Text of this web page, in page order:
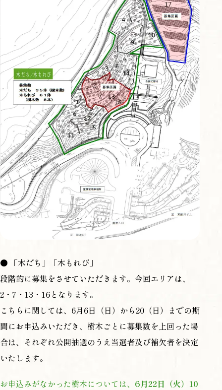
● 「木だち」「木もれび」
段階的に募集をさせていただきます。今回エリアは、
2・7・13・16となります。
こちらに関しては、6月6日（日）から20（日）までの期
間にお申込みいただき、樹木ごとに募集数を上回った場
合は、それぞれ公開抽選のうえ当選者及び補欠者を決定
いたします。
お申込みがなかった樹木については、 6月22日（火）10